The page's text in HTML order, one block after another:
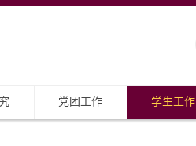
党团工作 学生工作